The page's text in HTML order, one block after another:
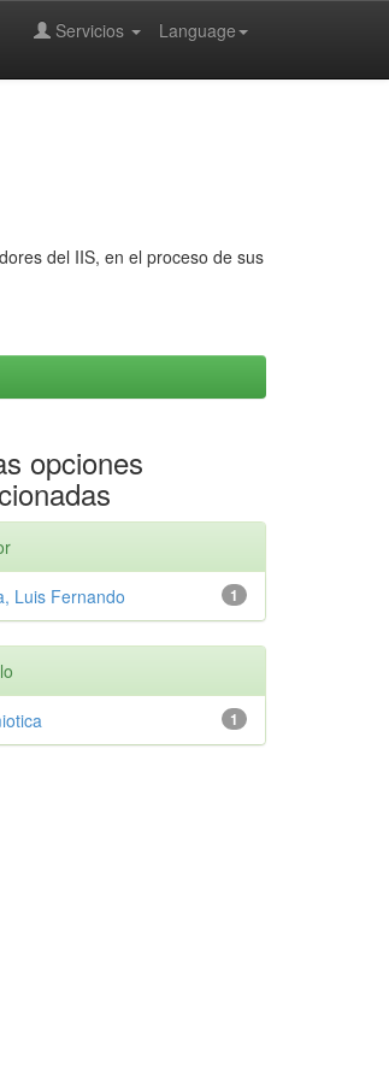
Language
Servicios
del IIS, en el proceso de sus
opciones
1
Luis Fernando
1